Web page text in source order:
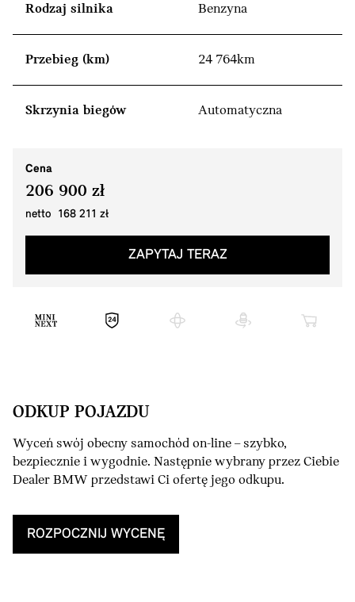
Rodzaj silnika Benzyna
Przebieg (km) 24 764km
Skrzynia biegów Automatyczna
Cena
206 900 zł
netto 168 211 zł
ZAPYTAJ TERAZ
ODKUP POJAZDU
Wyceń swój obecny samochód on-line – szybko,
bezpiecznie i wygodnie. Następnie wybrany przez Ciebie
Dealer BMW przedstawi Ci ofertę jego odkupu.
ROZPOCZNIJ WYCENĘ